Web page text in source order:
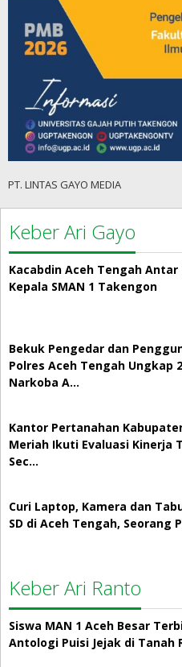
PT. LINTAS GAYO MEDIA
Keber Ari Gayo
Kacabdin Aceh Tengah
Kepala SMAN 1 Takengon
Bekuk Pengedar dan
Polres Aceh Tengah Ungkap
Narkoba A…
Kantor Pertanahan
Meriah Ikuti Evaluasi Kinerja
Sec…
Curi Laptop, Kamera dan
SD di Aceh Tengah, Seorang
Keber Ari Ranto
Siswa MAN 1 Aceh Besar
Antologi Puisi Jejak di Tanah